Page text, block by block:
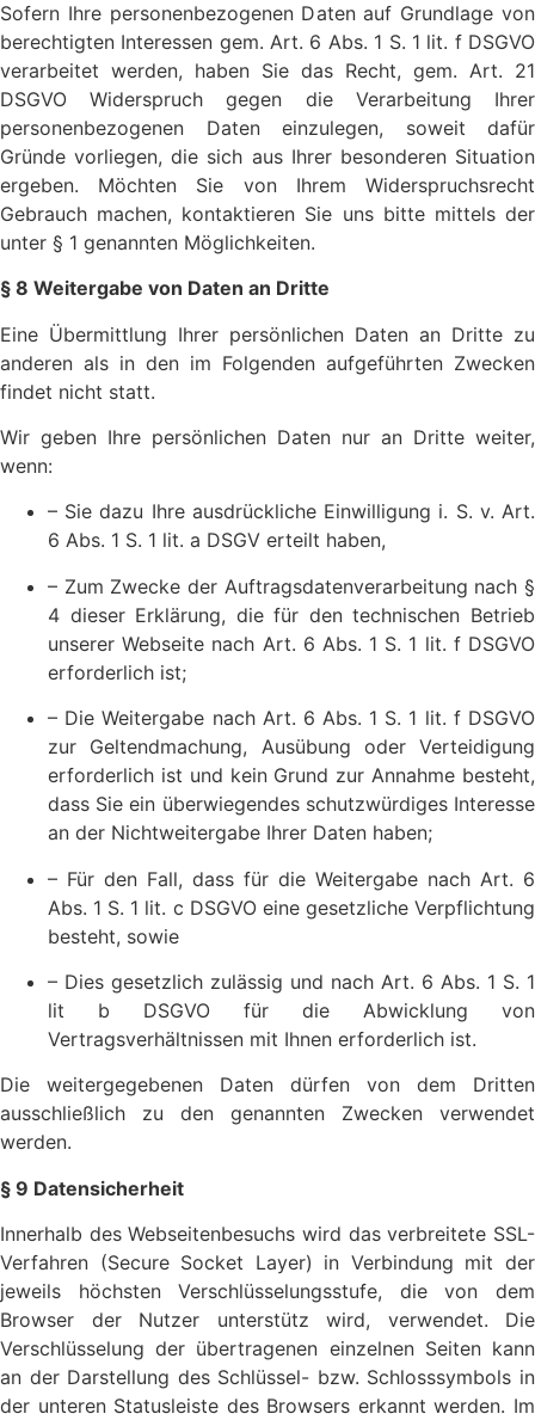
Sofern Ihre personenbezogenen Daten auf Grundlage von
berechtigten Interessen gem. Art. 6 Abs. 1 S. 1 lit. f DSGVO
verarbeitet werden, haben Sie das Recht, gem. Art. 21
DSGVO Widerspruch gegen die Verarbeitung Ihrer
personenbezogenen Daten einzulegen, soweit dafür
Gründe vorliegen, die sich aus Ihrer besonderen Situation
ergeben. Möchten Sie von Ihrem Widerspruchsrecht
Gebrauch machen, kontaktieren Sie uns bitte mittels der
unter § 1 genannten Möglichkeiten.
§ 8 Weitergabe von Daten an Dritte
Eine Übermittlung Ihrer persönlichen Daten an Dritte zu
anderen als in den im Folgenden aufgeführten Zwecken
findet nicht statt.
Wir geben Ihre persönlichen Daten nur an Dritte weiter,
wenn:
– Sie dazu Ihre ausdrückliche Einwilligung i. S. v. Art.
6 Abs. 1 S. 1 lit. a DSGV erteilt haben,
– Zum Zwecke der Auftragsdatenverarbeitung nach §
4 dieser Erklärung, die für den technischen Betrieb
unserer Webseite nach Art. 6 Abs. 1 S. 1 lit. f DSGVO
erforderlich ist;
– Die Weitergabe nach Art. 6 Abs. 1 S. 1 lit. f DSGVO
zur Geltendmachung, Ausübung oder Verteidigung
erforderlich ist und kein Grund zur Annahme besteht,
dass Sie ein überwiegendes schutzwürdiges Interesse
an der Nichtweitergabe Ihrer Daten haben;
– Für den Fall, dass für die Weitergabe nach Art. 6
Abs. 1 S. 1 lit. c DSGVO eine gesetzliche Verpflichtung
besteht, sowie
– Dies gesetzlich zulässig und nach Art. 6 Abs. 1 S. 1
lit b DSGVO für die Abwicklung von
Vertragsverhältnissen mit Ihnen erforderlich ist.
Die weitergegebenen Daten dürfen von dem Dritten
ausschließlich zu den genannten Zwecken verwendet
werden.
§ 9 Datensicherheit
Innerhalb des Webseitenbesuchs wird das verbreitete SSL-
Verfahren (Secure Socket Layer) in Verbindung mit der
jeweils höchsten Verschlüsselungsstufe, die von dem
Browser der Nutzer unterstütz wird, verwendet. Die
Verschlüsselung der übertragenen einzelnen Seiten kann
an der Darstellung des Schlüssel- bzw. Schlosssymbols in
der unteren Statusleiste des Browsers erkannt werden. Im